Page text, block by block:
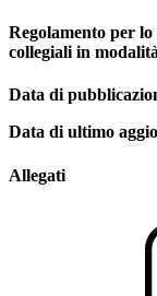
Regolamento per
collegiali in
Data di
Data di ultimo
Allegati